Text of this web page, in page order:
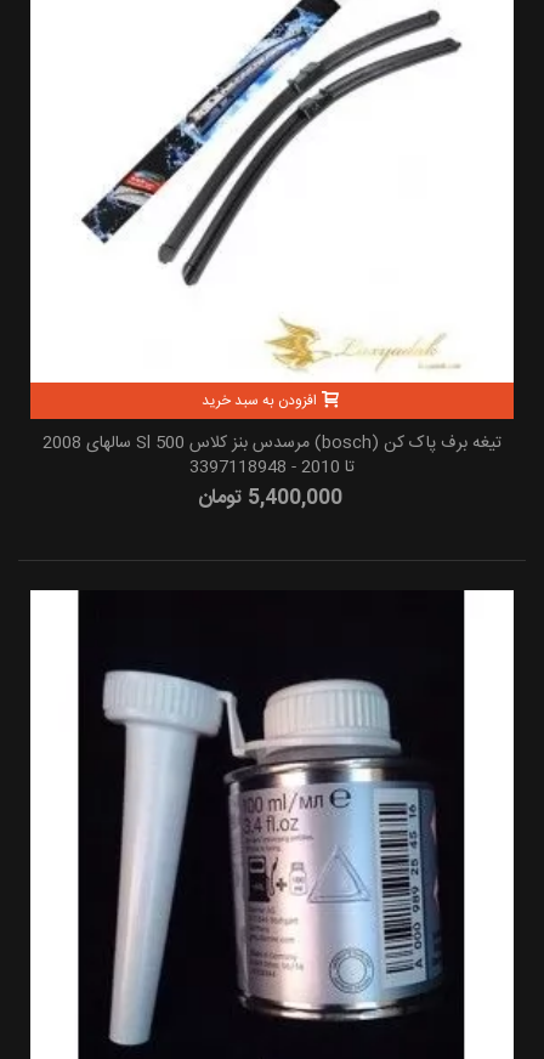
افزودن به سبد خرید
تیغه برف پاک کن (bosch) مرسدس بنز کلاس Sl 500 سالهای 2008
تا 2010 - 3397118948
5,400,000 تومان